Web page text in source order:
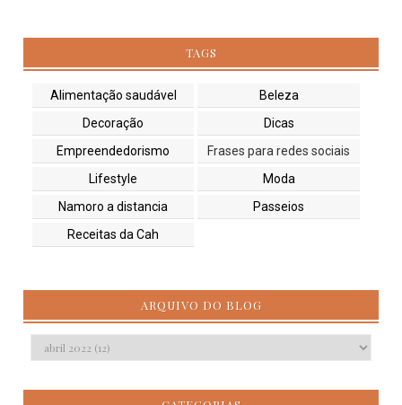
TAGS
Alimentação saudável
Beleza
Decoração
Dicas
Empreendedorismo
Frases para redes sociais
Lifestyle
Moda
Namoro a distancia
Passeios
Receitas da Cah
ARQUIVO DO BLOG